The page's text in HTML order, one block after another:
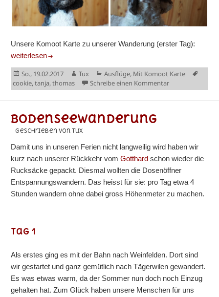
Unsere Komoot Karte zu unserer Wanderung (erster Tag):
Wochenende in Österreich
weiterlesen
Veröffentlicht
am
So., 19.02.2017 Autor
Tux Kategorien
Ausflüge, Mit Komoot Karte
cookie,tanja,thomas Schreibe einen Kommentarzu Wochenende
Bodenseewanderung
geschrieben von Tux
Damit uns in unseren Ferien nicht langweilig wird haben wir
kurz nach unserer Rückkehr vomGotthard schon wieder die
Rucksäcke gepackt. Diesmal wollten die Dosenöffner
Entspannungswandern. Das heisst für sie: pro Tag etwa 4
Stunden wandern ohne dabei gross Höhenmeter zu machen.
Tag 1
Als erstes ging es mit der Bahn nach Weinfelden. Dort sind
wir gestartet und ganz gemütlich nach Tägerwilen gewandert.
Es was etwas warm, da der Sommer nun doch noch Einzug
gehalten hat. Zum Glück haben unsere Menschen für uns